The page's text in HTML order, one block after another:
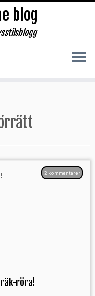
blog
2 kommentarer
röra!